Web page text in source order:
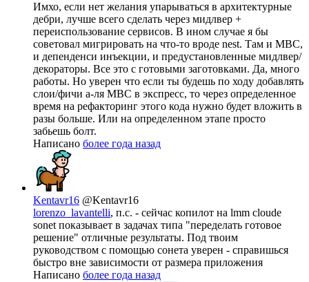
Имхо, если нет желания упарываться в архитектурные
дебри, лучше всего сделать через мидлвер +
переиспользование сервисов. В ином случае я бы
советовал мигрировать на что-то вроде nest. Там и МВС,
и депенденси инъекции, и предустановленные мидлвер/
декораторы. Все это с готовыми заготовками. Да, много
работы. Но уверен что если ты будешь по ходу добавлять
слои/фичи а-ля МВС в экспресс, то через определенное
время на рефакторинг этого кода нужно будет вложить в
разы больше. Или на определенном этапе просто
забьешь болт.
Написано более года назад
Kentavr16 @Kentavr16
lorenzo_lavantelli, п.с. - сейчас копилот на lmm cloude
sonet показывает в задачах типа "переделать готовое
решение" отличные результаты. Под твоим
руководством с помощью сонета уверен - справишься
быстро вне зависимости от размера приложения
Написано более года назад